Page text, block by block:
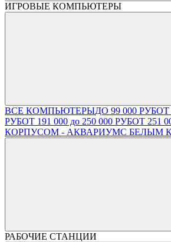
ИГРОВЫЕ КОМПЬЮТЕРЫ
ВСЕ КОМПЬЮТЕРЫДО 99 000 РУБОТ
РУБОТ 191 000 до 250 000 РУБОТ 251
КОРПУСОМ - АКВАРИУМС БЕЛЫМ
РАБОЧИЕ СТАНЦИИ